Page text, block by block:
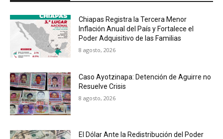
Chiapas Registra la Tercera Menor
Inflación Anual del País y Fortalece el
Poder Adquisitivo de las Familias
8 agosto, 2026
Caso Ayotzinapa: Detención de Aguirre no
Resuelve Crisis
8 agosto, 2026
El Dólar Ante la Redistribución del Poder